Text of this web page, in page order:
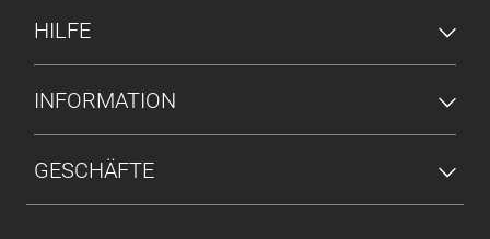
HILFE
INFORMATION
GESCHÄFTE